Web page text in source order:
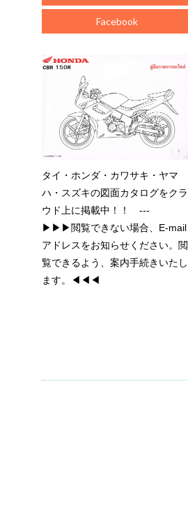
Facebook
タイ・ホンダ・カワサキ・ヤマ
ハ・スズキの図面カタログをクラ
ウド上に掲載中！！ ---
▶▶▶閲覧できない場合、E-mail
アドレスをお知らせください。閲
覧できるよう、案内手続きいたし
ます。◀◀◀